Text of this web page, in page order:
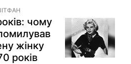
чому
жінку
років